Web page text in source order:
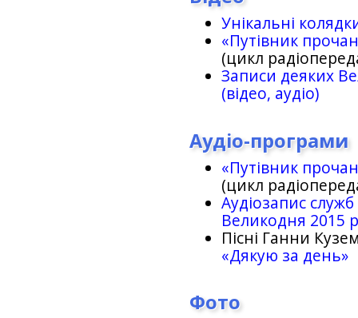
Унікальні
«Путівник
(цикл
Записи деяких
(відео, аудіо)
Аудіо-програми
«Путівник
(цикл
Аудіозапис
Великодня 2015
Пісні Ганни
«Дякую за день»
Фото